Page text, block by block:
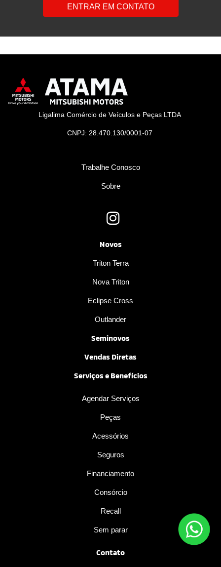
ENTRAR EM CONTATO
Ligalima Comércio de Veículos e Peças LTDA
CNPJ: 28.470.130/0001-07
Trabalhe Conosco
Sobre
Novos
Triton Terra
Nova Triton
Eclipse Cross
Outlander
Seminovos
Vendas Diretas
Serviços e Benefícios
Agendar Serviços
Peças
Acessórios
Seguros
Financiamento
Consórcio
Recall
Sem parar
Contato